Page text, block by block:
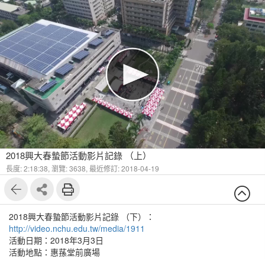
2018興大春蟄節活動影片記錄 （上）
長度: 2:18:38, 瀏覽: 3638, 最近修訂: 2018-04-19
2018興大春蟄節活動影片記錄 （下）：
http://video.nchu.edu.tw/media/1911
活動日期：2018年3月3日
活動地點：惠蓀堂前廣場